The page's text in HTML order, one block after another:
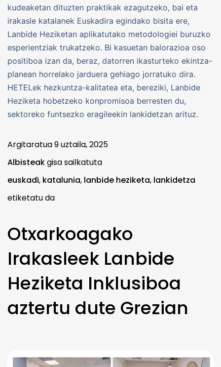
kudeaketan dituzten praktikak ezagutzeko, bai eta
irakasle katalanek Euskadira egindako bisita ere,
Lanbide Heziketan aplikatutako metodologiei buruzko
esperientziak trukatzeko. Bi kasuetan balorazioa oso
positiboa izan da, beraz, datorren ikasturteko ekintza-
planean horrelako jarduera gehiago jorratuko dira.
HETELek hezkuntza-kalitatea eta, bereziki, Lanbide
Heziketa hobetzeko konpromisoa berresten du,
sektoreko funtsezko eragileekin lankidetzan arituz.
Argitaratua9 uztaila, 2025
Albisteakgisa sailkatuta
euskadi, katalunia, lanbide heziketa, lankidetza
etiketatu da
Otxarkoagako
Irakasleek Lanbide
Heziketa Inklusiboa
aztertu dute Grezian